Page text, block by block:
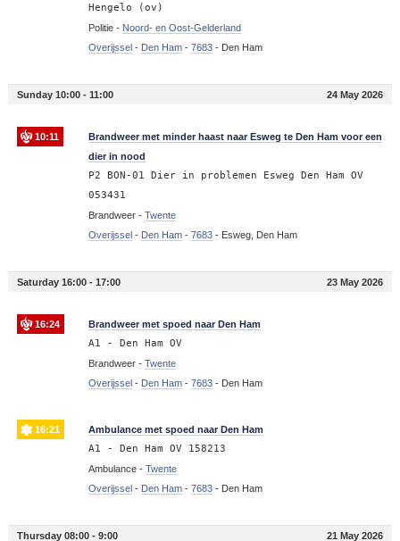
Hengelo (ov)
Politie - Noord- en Oost-Gelderland
Overijssel- Den Ham- 7683- Den Ham
Sunday 10:00 - 11:00 24 May 2026
10:11
Brandweer met minder haast naar Esweg te Den Ham voor een
dier in nood
P2 BON-01 Dier in problemen Esweg Den Ham OV
053431
Brandweer - Twente
Overijssel- Den Ham- 7683- Esweg, Den Ham
Saturday 16:00 - 17:00 23 May 2026
16:24 Brandweer met spoed naar Den Ham
A1 - Den Ham OV
Brandweer - Twente
Overijssel- Den Ham- 7683- Den Ham
16:21 Ambulance met spoed naar Den Ham
A1 - Den Ham OV 158213
Ambulance - Twente
Overijssel- Den Ham- 7683- Den Ham
Thursday 08:00 - 9:00 21 May 2026